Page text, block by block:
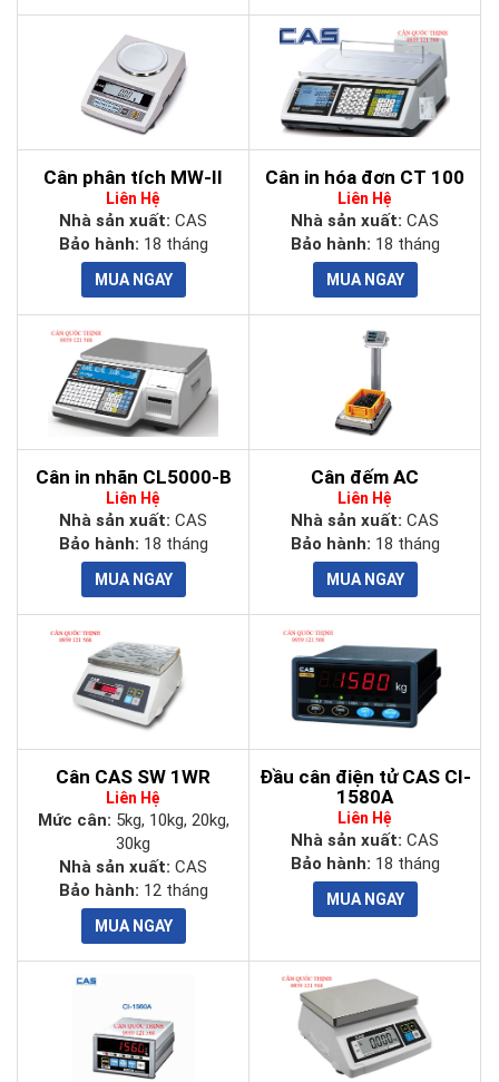
Cân phân tích MW-II
Liên Hệ
Nhà sản xuất: CAS
Bảo hành: 18 tháng
Cân in hóa đơn CT 100
Liên Hệ
Nhà sản xuất: CAS
Bảo hành: 18 tháng
Cân in nhãn CL5000-B
Liên Hệ
Nhà sản xuất: CAS
Bảo hành: 18 tháng
Cân đếm AC
Liên Hệ
Nhà sản xuất: CAS
Bảo hành: 18 tháng
Cân CAS SW 1WR
Liên Hệ
Mức cân: 5kg, 10kg, 20kg,
30kg
Nhà sản xuất: CAS
Bảo hành: 12 tháng
Đầu cân điện tử CAS CI-
1580A
Liên Hệ
Nhà sản xuất: CAS
Bảo hành: 18 tháng